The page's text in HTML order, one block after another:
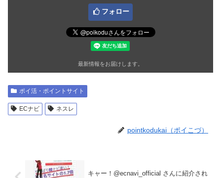
フォロー
最新情報をお届けします。
ポイ活・ポイントサイト
ECナビ ネスレ
pointkodukai（ポイこづ）
キャー！@ecnavi_official さんに紹介され